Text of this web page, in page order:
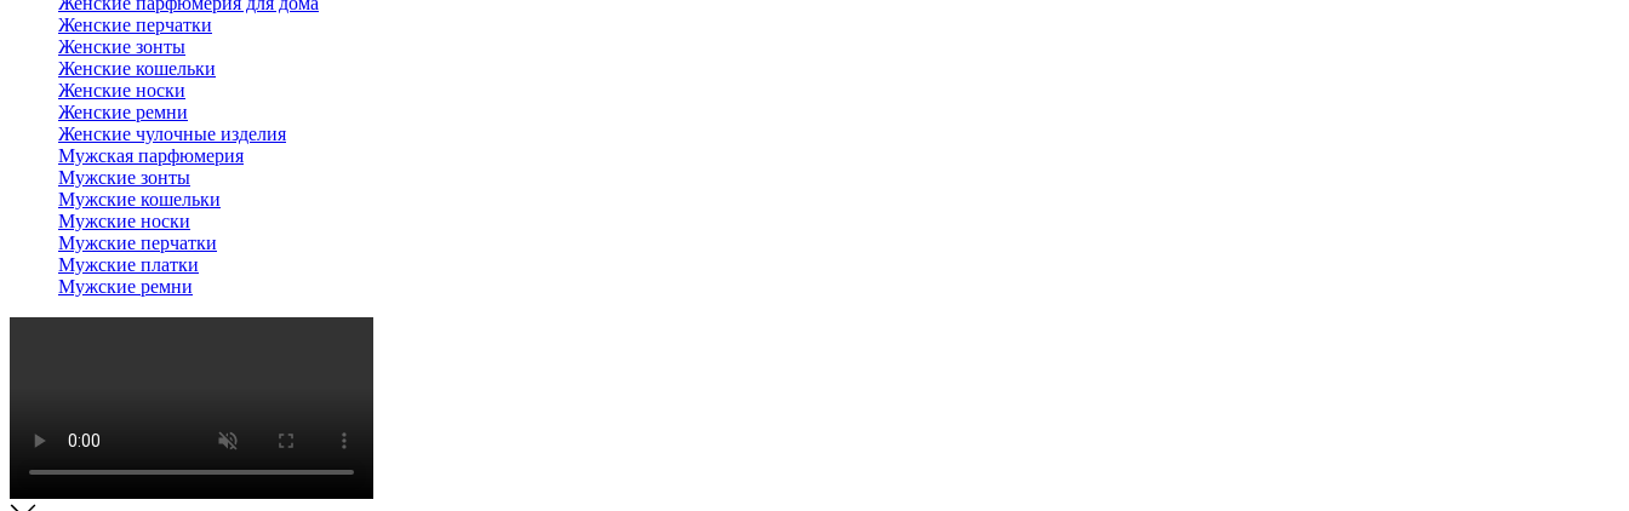
Женские перчатки
Женские зонты
Женские кошельки
Женские носки
Женские ремни
Женские чулочные изделия
Мужская парфюмерия
Мужские зонты
Мужские кошельки
Мужские носки
Мужские перчатки
Мужские платки
Мужские ремни